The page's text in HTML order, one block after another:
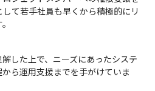
て若手社員も早くから積極的にリ
した上で、ニーズにあったシステ
ら運用支援までを手がけていま